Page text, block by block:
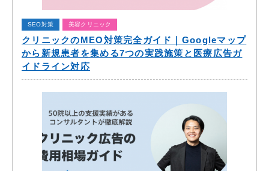
SEO対策 美容クリニック
クリニックのMEO対策完全ガイド｜Googleマップ
から新規患者を集める7つの実践施策と医療広告ガ
イドライン対応